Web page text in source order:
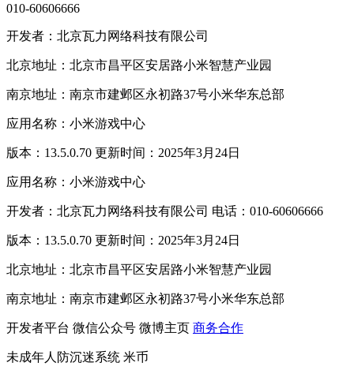
010-60606666
开发者：北京瓦力网络科技有限公司
北京地址：北京市昌平区安居路小米智慧产业园
南京地址：南京市建邺区永初路37号小米华东总部
应用名称：小米游戏中心
版本：13.5.0.70 更新时间：2025年3月24日
应用名称：小米游戏中心
开发者：北京瓦力网络科技有限公司 电话：010-60606666
版本：13.5.0.70 更新时间：2025年3月24日
北京地址：北京市昌平区安居路小米智慧产业园
南京地址：南京市建邺区永初路37号小米华东总部
开发者平台 微信公众号 微博主页 商务合作
未成年人防沉迷系统 米币